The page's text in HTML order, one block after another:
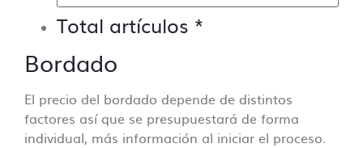
Total artículos *
Bordado
El precio del bordado depende de distintos
factores así que se presupuestará de forma
individual, más información al iniciar el proceso.